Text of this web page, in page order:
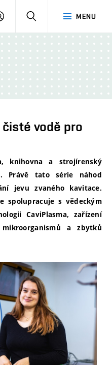
MENU
PŘIHLÁŠENÍ
vodě pro
knihovna a strojírenský
Právě tato série náhod
jevu zvaného kavitace.
spolupracuje s vědeckým
CaviPlasma, zařízení
a zbytků